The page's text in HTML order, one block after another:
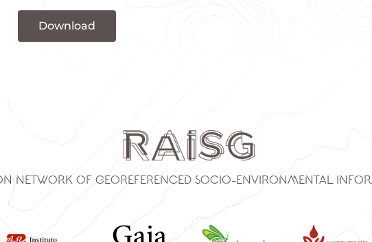
Download
Network of Georeferenced Socio-Environmental